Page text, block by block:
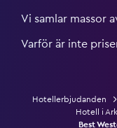
Vi samlar massor
Varför är inte
Hotellerbjudanden
Hotell i
Best